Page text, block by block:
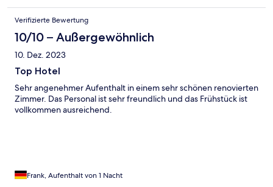
Verifizierte Bewertung
10/10 – Außergewöhnlich
10. Dez. 2023
Top Hotel
Sehr angenehmer Aufenthalt in einem sehr schönen renovierten
Zimmer. Das Personal ist sehr freundlich und das Frühstück ist
vollkommen ausreichend.
Frank, Aufenthalt von 1 Nacht